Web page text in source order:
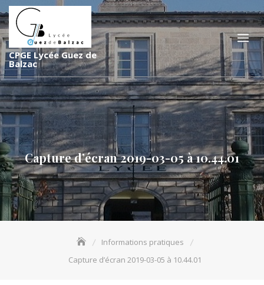
k
i
p
t
o
c
o
n
t
e
n
t
CPGE Lycée Guez de
Balzac
Capture d’écran 2019-03-05 à 10.44.01
Informations pratiques
Capture d’écran 2019-03-05 à 10.44.01